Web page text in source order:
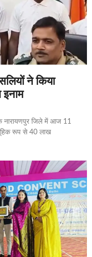
ने किया
नारायणपुर जिले में आज 11
रूप से 40 लाख